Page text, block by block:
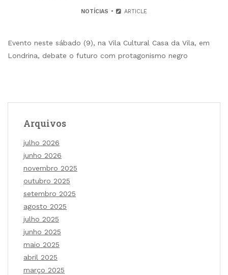
NOTÍCIAS ARTICLE
Evento neste sábado (9), na Vila Cultural Casa da Vila, em
Londrina, debate o futuro com protagonismo negro
Arquivos
julho 2026
junho 2026
novembro 2025
outubro 2025
setembro 2025
agosto 2025
julho 2025
junho 2025
maio 2025
abril 2025
março 2025